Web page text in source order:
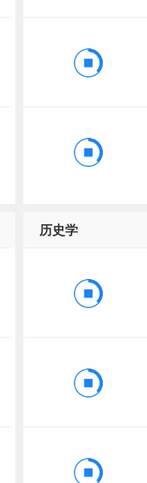
历史学